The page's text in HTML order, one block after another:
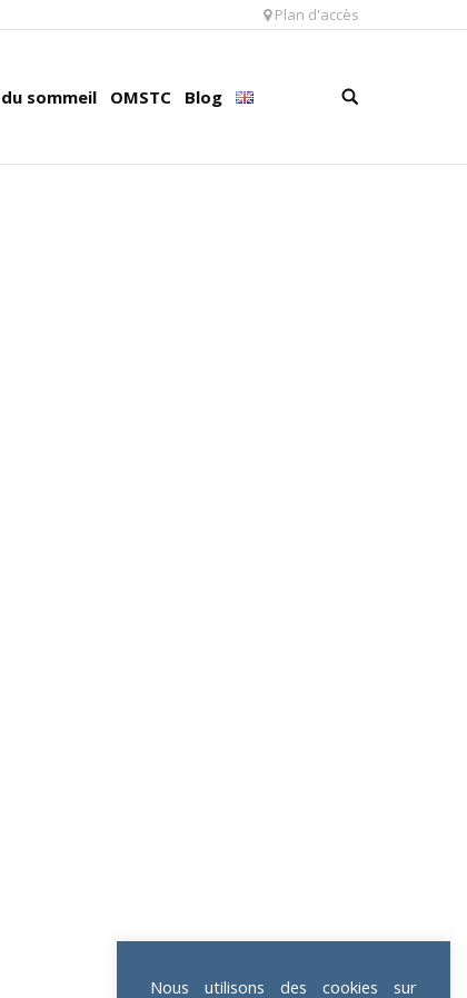
Plan d'accès
sommeil OMSTC Blog
Nous utilisons des cookies sur